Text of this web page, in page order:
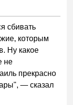
сбивать
которым
Ну какое
не
прекрасно
— сказал